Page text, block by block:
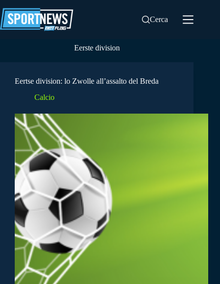
al
contenuto
Cerca
Eerste division
Eertse division: lo Zwolle all’assalto del Breda
Calcio